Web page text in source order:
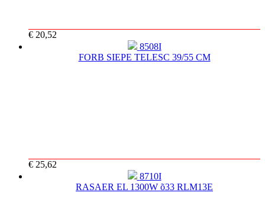
€ 20,52
8508I
FORB SIEPE TELESC 39/55 CM
€ 25,62
8710I
RASAER EL 1300W õ33 RLM13E